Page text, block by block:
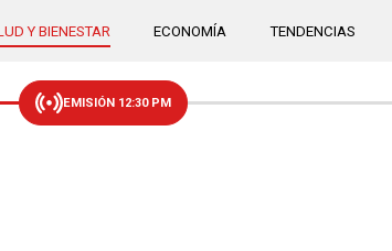
Y BIENESTAR ECONOMÍA TENDENCIAS
EMISIÓN 12:30 PM